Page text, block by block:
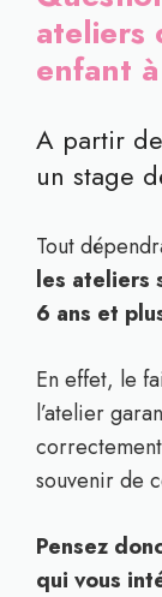
ateliers
enfant
A partir
un stage
Tout
les ateliers
6 ans et
En effet, le
l’atelier
souvenir de
Pensez
qui vous